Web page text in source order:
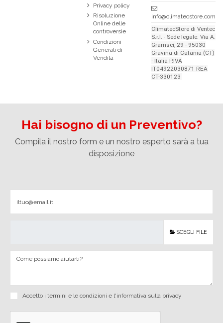
Privacy policy
Risoluzione
Online delle
controversie
Condizioni
Generali di
Vendita
info@climatecstore.com
ClimatecStore di Ventec
S.r.l. - Sede legale: Via A.
Gramsci, 29 - 95030
Gravina di Catania (CT)
- Italia P.IVA
IT04922030871 REA
CT-330123
Hai bisogno di un Preventivo?
Compila il nostro form e un nostro esperto sarà a tua
disposizione
SCEGLI FILE
Accetto i termini e le condizioni e l'informativa sulla privacy